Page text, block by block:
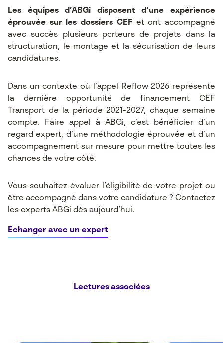
Les équipes d’ABGi disposent d’une expérience
éprouvée sur les dossiers CEFet ont accompagné
avec succès plusieurs porteurs de projets dans la
structuration, le montage et la sécurisation de leurs
candidatures.
Dans un contexte où l’appel Reflow 2026 représente
la dernière opportunité de financement CEF
Transport de la période 2021-2027, chaque semaine
compte. Faire appel à ABGi, c’est bénéficier d’un
regard expert, d’une méthodologie éprouvée et d’un
accompagnement sur mesure pour mettre toutes les
chances de votre côté.
Vous souhaitez évaluer l’éligibilité de votre projet ou
être accompagné dans votre candidature ? Contactez
les experts ABGi dès aujourd’hui.
Echanger avec un expert
Lectures associées